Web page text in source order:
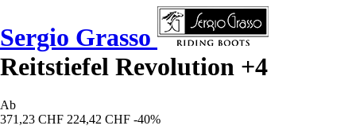
Sergio Grasso
Reitstiefel Revolution +4
Ab
371,23 CHF 224,42 CHF -40%